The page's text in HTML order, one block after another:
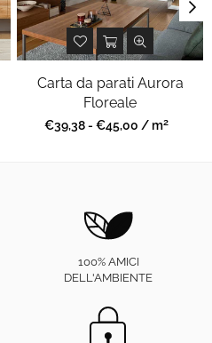
Carta da parati Aurora
Floreale
Prezzo
€39,38 - €45,00 / m2
100% AMICI
DELL'AMBIENTE